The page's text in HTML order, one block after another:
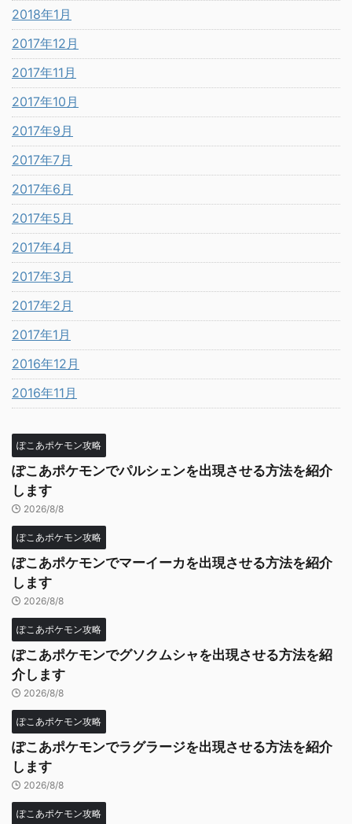
2018年1月
2017年12月
2017年11月
2017年10月
2017年9月
2017年7月
2017年6月
2017年5月
2017年4月
2017年3月
2017年2月
2017年1月
2016年12月
2016年11月
ぽこあポケモン攻略
ぽこあポケモンでパルシェンを出現させる方法を紹介
します
2026/8/8
ぽこあポケモン攻略
ぽこあポケモンでマーイーカを出現させる方法を紹介
します
2026/8/8
ぽこあポケモン攻略
ぽこあポケモンでグソクムシャを出現させる方法を紹
介します
2026/8/8
ぽこあポケモン攻略
ぽこあポケモンでラグラージを出現させる方法を紹介
します
2026/8/8
ぽこあポケモン攻略